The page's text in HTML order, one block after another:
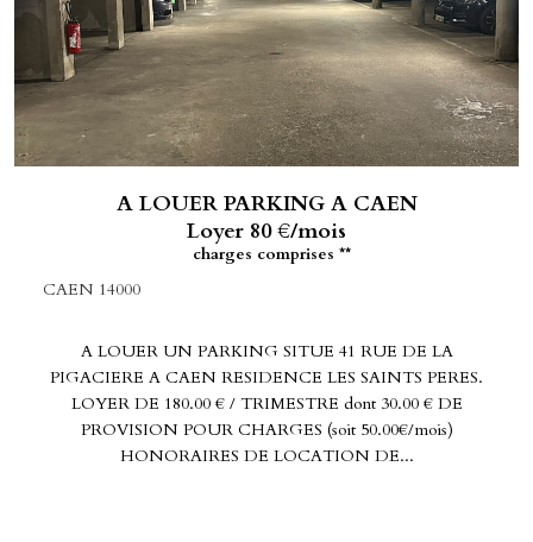
A LOUER PARKING A CAEN
Loyer 80 €/mois
charges comprises **
CAEN 14000
A LOUER UN PARKING SITUE 41 RUE DE LA
PIGACIERE A CAEN RESIDENCE LES SAINTS PERES.
LOYER DE 180.00 € / TRIMESTRE dont 30.00 € DE
PROVISION POUR CHARGES (soit 50.00€/mois)
HONORAIRES DE LOCATION DE...